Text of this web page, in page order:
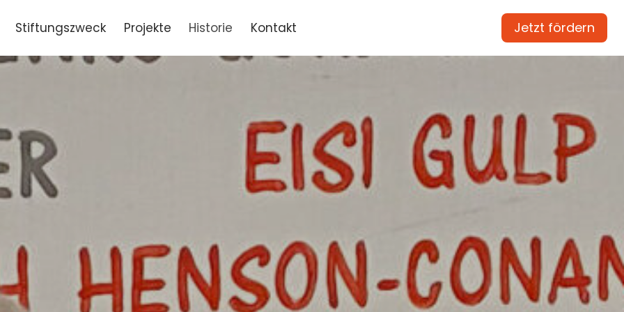
Stiftungszweck Projekte Historie Kontakt Jetzt fördern